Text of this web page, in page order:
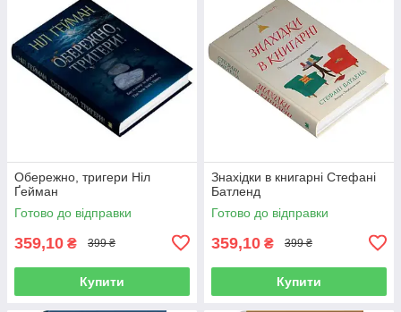
Обережно, тригери Ніл
Ґейман
Готово до відправки
359,10 ₴ 399 ₴
Купити
Знахідки в книгарні Стефані
Батленд
Готово до відправки
359,10 ₴ 399 ₴
Купити